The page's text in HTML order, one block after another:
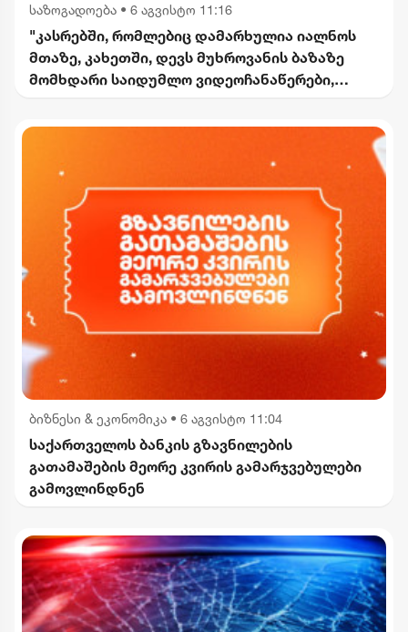
საზოგადოება • 6 აგვისტო 11:16
"კასრებში, რომლებიც დამარხულია იალნოს
მთაზე, კახეთში, დევს მუხროვანის ბაზაზე
მომხდარი საიდუმლო ვიდეოჩანაწერები,
ბიზნესი & ეკონომიკა • 6 აგვისტო 11:04
საქართველოს ბანკის გზავნილების
გათამაშების მეორე კვირის გამარჯვებულები
გამოვლინდნენ